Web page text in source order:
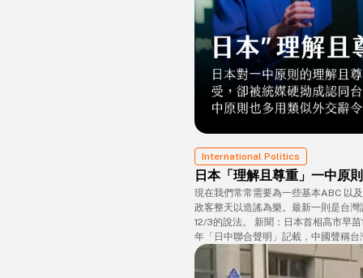
International Politics
日本「理解且尊重」一中原則
現在我們常常需要為一些基本ABC 以
政客整天以造謠為樂。最新一則是台
12/3的說法。 新聞：日本首相高市早
年「日中聯合聲明」記載，中國聲稱
本政府依舊保持「理解與尊重」的立